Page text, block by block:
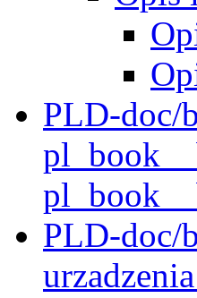
PLD-doc/
PLD-doc/